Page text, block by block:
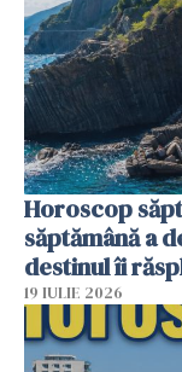
Horoscop
săptămână a
destinul îi
19 IULIE 2026